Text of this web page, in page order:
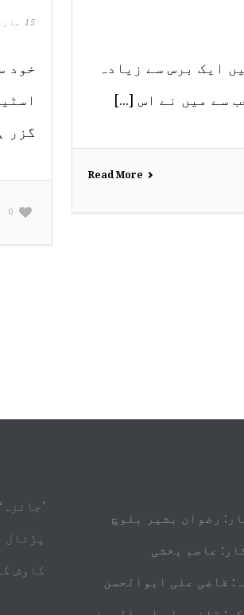
15 مارچ, 2022
خود
گزر
0
ایک برس سے زیادہ
سے میں نے اس [...]
Read More
پڑتال
کاوش
رضوان بشیر بلوچ
عاصم بخشی
قاضی علی ابوالحسن